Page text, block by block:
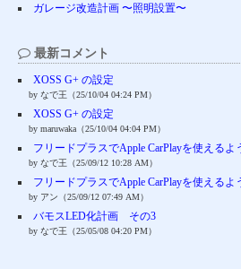
ガレージ改造計画 〜照明設置〜
最新コメント
XOSS G+ の設定
by なで王（25/10/04 04:24 PM）
XOSS G+ の設定
by maruwaka（25/10/04 04:04 PM）
フリードプラスでApple CarPlayを使えるよ
by なで王（25/09/12 10:28 AM）
フリードプラスでApple CarPlayを使えるよ
by アン（25/09/12 07:49 AM）
バモスLED化計画 その3
by なで王（25/05/08 04:20 PM）